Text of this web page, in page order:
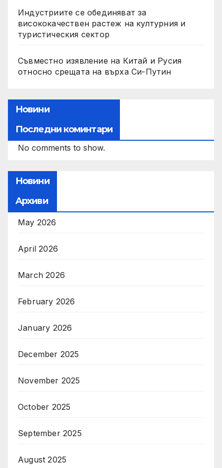
Индустриите се обединяват за
висококачествен растеж на културния и
туристическия сектор
Съвместно изявление на Китай и Русия
относно срещата на върха Си-Путин
Новини
Последни коминтари
No comments to show.
Новини
Архиви
May 2026
April 2026
March 2026
February 2026
January 2026
December 2025
November 2025
October 2025
September 2025
August 2025